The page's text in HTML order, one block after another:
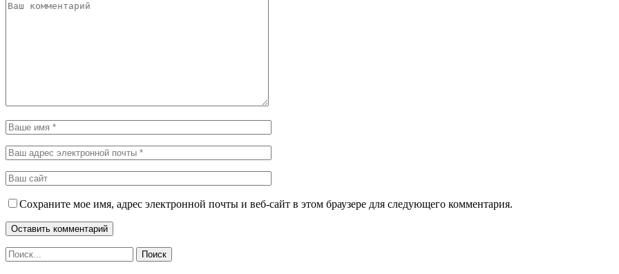
Сохраните мое имя, адрес электронной почты и веб-сайт в этом браузере для следующего комментария.